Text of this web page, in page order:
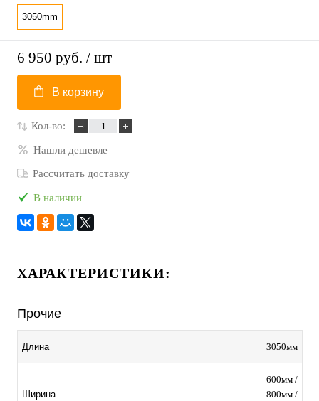
3050mm
6 950 руб. / шт
В корзину
Кол-во:
Нашли дешевле
Рассчитать доставку
В наличии
ХАРАКТЕРИСТИКИ:
Прочие
Длина 3050мм
Ширина
600мм /
800мм /